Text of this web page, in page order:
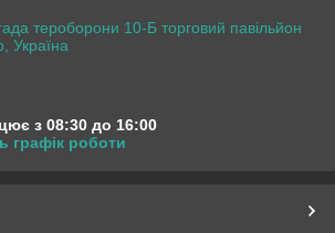
тероборони 10-Б торговий павільйон
Україна
з 08:30 до 16:00
графік роботи